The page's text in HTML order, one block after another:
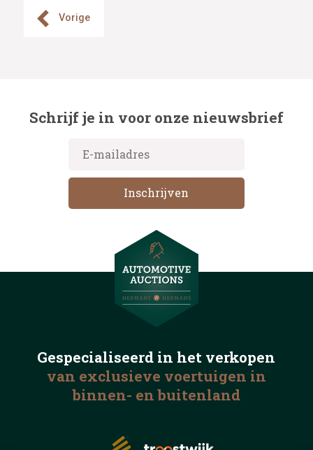
Vorige
Schrijf je in voor onze nieuwsbrief
Gespecialiseerd in het verkopen
van exclusieve voertuigen in
binnen- en buitenland